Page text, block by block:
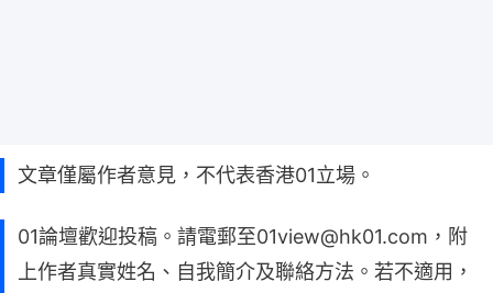
文章僅屬作者意見，不代表香港01立場。
01論壇歡迎投稿。請電郵至01view@hk01.com，附
上作者真實姓名、自我簡介及聯絡方法。若不適用，